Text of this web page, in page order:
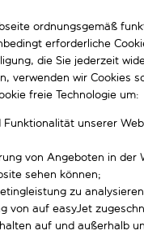
für die
und R&uuml;ckflugdatum
Suchen
ordnungsgemäß
erforderliche
die Sie jederzeit
verwenden wir Cookies
freie Technologie um:
Funktionalität unserer
von Angeboten in der
sehen können;
zu
von auf easyJet
auf und außerhalb